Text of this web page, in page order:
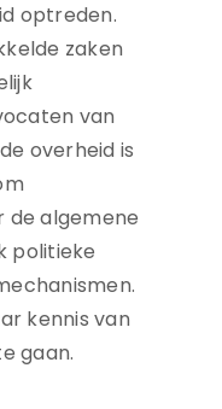
optreden.
zaken
van
overheid is
algemene
politieke
kennis van
gaan.